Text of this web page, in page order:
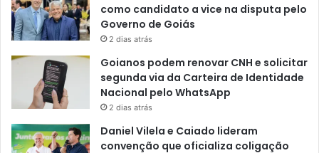
como candidato a vice na disputa pelo
Governo de Goiás
2 dias atrás
Goianos podem renovar CNH e solicitar
segunda via da Carteira de Identidade
Nacional pelo WhatsApp
2 dias atrás
Daniel Vilela e Caiado lideram
convenção que oficializa coligação